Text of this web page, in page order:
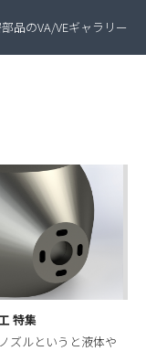
品のVA/VEギャラリー
特集
ズルというと液体や